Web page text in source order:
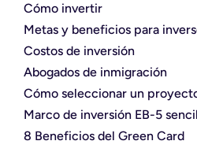
Cómo invertir
Metas y beneficios para
Costos de inversión
Abogados de inmigración
Cómo seleccionar un
Marco de inversión EB-5
8 Beneficios del Green Card